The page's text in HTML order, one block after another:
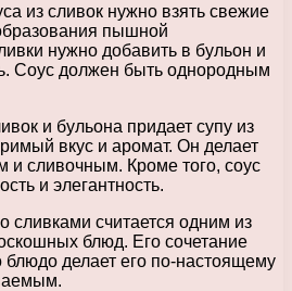
из сливок нужно взять свежие
пышной
нужно добавить в бульон и
Соус должен быть однородным
и бульона придает супу из
вкус и аромат. Он делает
сливочным. Кроме того, соус
и элегантность.
сливками считается одним из
блюд. Его сочетание
блюдо делает его по-настоящему